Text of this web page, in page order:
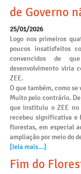
de Governo
25/01/2026
Logo nos primeiros
poucos insatisfeitos
convencidos de
desenvolvimento viria
ZEE.
O que também, como
Muito pelo contrário. De
que instituiu o ZEE no
recebeu significativa e
florestas, em especial
ampliação por meio do
[leia mais...]
Fim do